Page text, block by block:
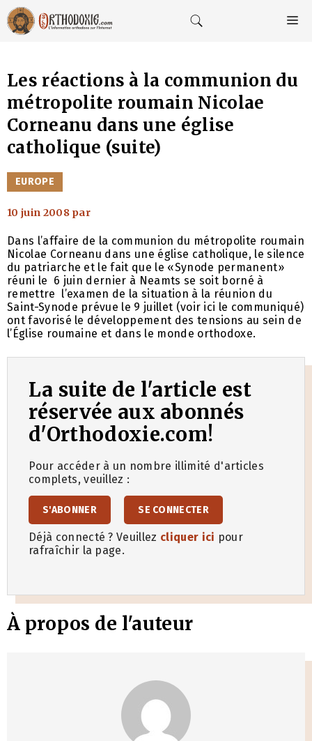
Aller
au
contenu
Les réactions à la communion du
métropolite roumain Nicolae
Corneanu dans une église
catholique (suite)
CATÉGORIES
EUROPE
10 juin 2008 par
Dans l’affaire de la communion du métropolite roumain
Nicolae Corneanu dans une église catholique, le silence
du patriarche et le fait que le «Synode permanent»
réuni le 6 juin dernier à Neamts se soit borné à
remettre l’examen de la situation à la réunion du
Saint-Synode prévue le 9 juillet (voir ici le communiqué)
ont favorisé le développement des tensions au sein de
l’Église roumaine et dans le monde orthodoxe.
La suite de l'article est
réservée aux abonnés
d'Orthodoxie.com!
Pour accéder à un nombre illimité d'articles
complets, veuillez :
S'ABONNER SE CONNECTER
Déjà connecté ? Veuillez cliquer ici pour
rafraîchir la page.
À propos de l'auteur